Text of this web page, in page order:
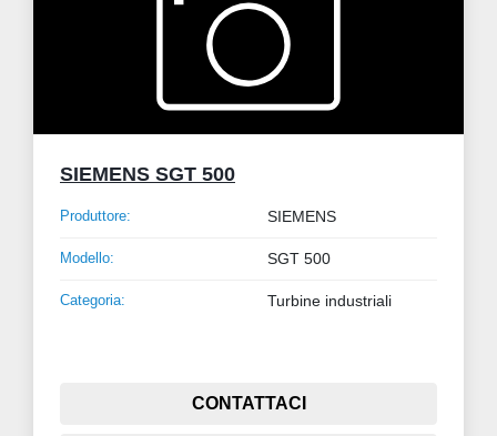
SIEMENS SGT 500
Produttore: SIEMENS
Modello: SGT 500
Categoria: Turbine industriali
CONTATTACI